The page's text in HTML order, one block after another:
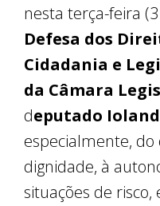
nesta terça-feira
Defesa dos
Cidadania e
da Câmara
deputado
especialmente, do
dignidade, à
situações de risco,